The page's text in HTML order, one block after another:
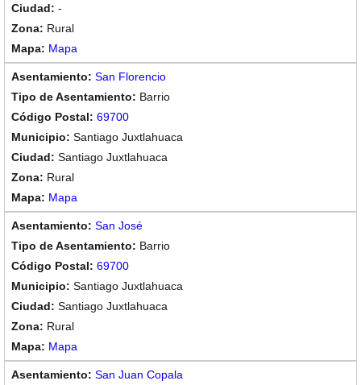
-
Rural
Mapa
San Florencio
Barrio
69700
Santiago Juxtlahuaca
Santiago Juxtlahuaca
Rural
Mapa
San José
Barrio
69700
Santiago Juxtlahuaca
Santiago Juxtlahuaca
Rural
Mapa
San Juan Copala